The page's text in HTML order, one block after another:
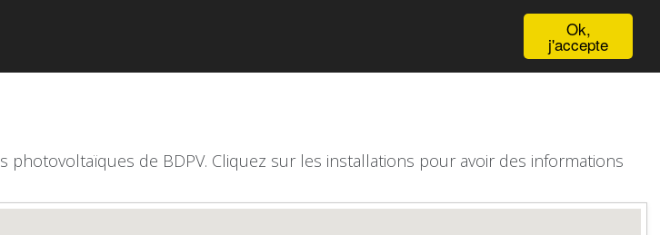
Ok,
j'accepte
de BDPV. Cliquez sur les installations pour avoir des informations